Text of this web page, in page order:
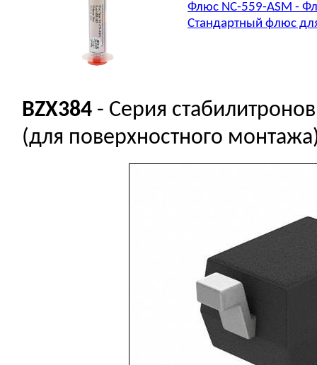
Флюс NC-559-ASM -
Стандартный флюс
BZX384 - Серия
(для поверхностного